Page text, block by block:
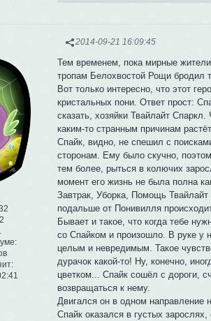
2014-09-21 16:09:45
Тем временем, пока мирные
тропам Белохвостой Рощи бродил
Вот только интересно, что этот
кристальных пони. Ответ прост:
сказать, хозяйки Твайлайт
каким-то странным причинам
Спайк, видно, не спешил с
сторонам. Ему было скучно,
тем более, рыться в колючих
момент его жизнь не была полна
Завтрак, Уборка, Помощь
подальше от Понивилля
Бывает и такое, что когда тебе
со Спайком и произошло. В руке у
целым и невредимым. Такое
дурачок какой-то! Ну, конечно,
цветком... Спайк сошёл с дороги,
возвращаться к нему.
Двигался он в одном направление
Спайк оказался в густых